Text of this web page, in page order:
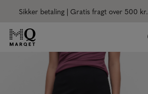
Sikker betaling | Gratis fragt over 500 kr.